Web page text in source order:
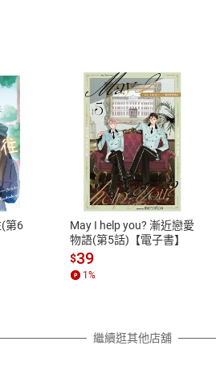
退換貨規範
本店是否提供消費者保護法七日猶
之權利，遽消費者保護法及通訊交
除權合理例外情事適用準則，依商
質各有不同規定。詳細退換貨說明
照各商品說明。
第6
May I help you? 漸近戀愛
物語(第5話)【電子書】
$39
1 %
繼續逛其他店舖